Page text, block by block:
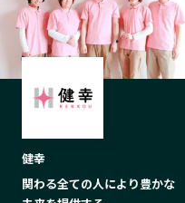
健幸
関わる全ての人により豊かな